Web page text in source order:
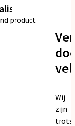
product
Wij
zijn
trots